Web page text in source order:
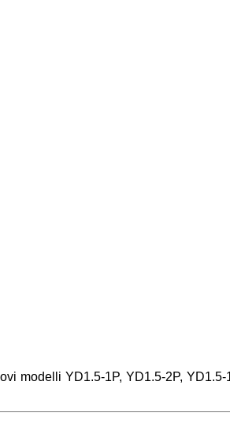
modelli YD1.5-1P, YD1.5-2P, YD1.5-